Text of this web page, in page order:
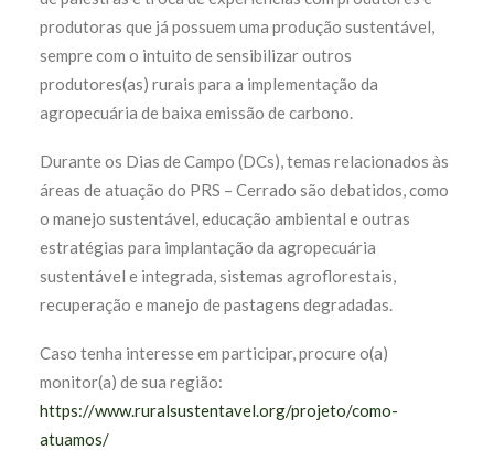
produtoras que já possuem uma produção sustentável,
sempre com o intuito de sensibilizar outros
produtores(as) rurais para a implementação da
agropecuária de baixa emissão de carbono.
Durante os Dias de Campo (DCs), temas relacionados às
áreas de atuação do PRS – Cerrado são debatidos, como
o manejo sustentável, educação ambiental e outras
estratégias para implantação da agropecuária
sustentável e integrada, sistemas agroflorestais,
recuperação e manejo de pastagens degradadas.
Caso tenha interesse em participar, procure o(a)
monitor(a) de sua região:
https://www.ruralsustentavel.org/projeto/como-
atuamos/